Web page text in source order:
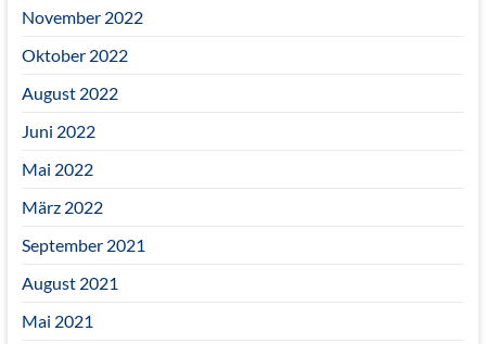
November 2022
Oktober 2022
August 2022
Juni 2022
Mai 2022
März 2022
September 2021
August 2021
Mai 2021